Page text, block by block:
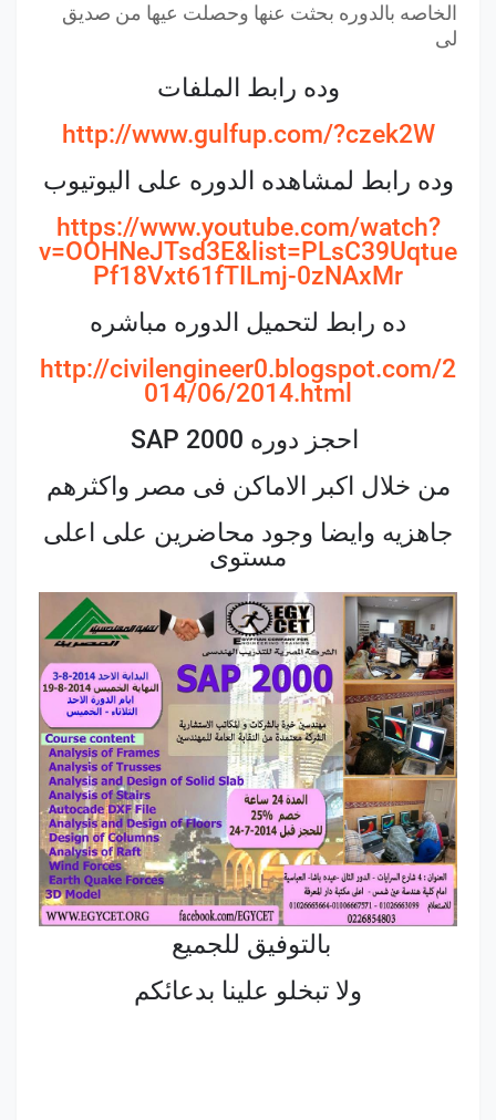
الخاصه بالدوره بحثت عنها وحصلت عيها من صديق
لى
وده رابط الملفات
http://www.gulfup.com/?czek2W
وده رابط لمشاهده الدوره على اليوتيوب
https://www.youtube.com/watch?
v=OOHNeJTsd3E&list=PLsC39Uqtue
Pf18Vxt61fTILmj-0zNAxMr
ده رابط لتحميل الدوره مباشره
http://civilengineer0.blogspot.com/2
014/06/2014.html
احجز دوره SAP 2000
من خلال اكبر الاماكن فى مصر واكثرهم
جاهزيه وايضا وجود محاضرين على اعلى
مستوى
بالتوفيق للجميع
ولا تبخلو علينا بدعائكم